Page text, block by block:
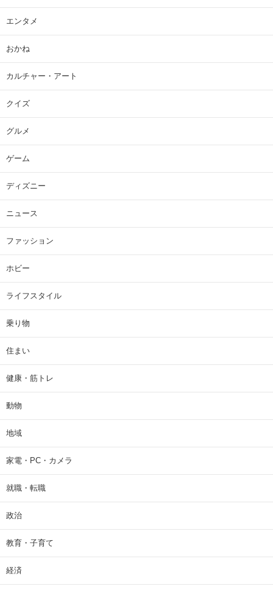
エンタメ
おかね
カルチャー・アート
クイズ
グルメ
ゲーム
ディズニー
ニュース
ファッション
ホビー
ライフスタイル
乗り物
住まい
健康・筋トレ
動物
地域
家電・PC・カメラ
就職・転職
政治
教育・子育て
経済